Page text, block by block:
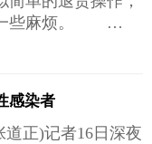
一些麻烦。
感染者
正)记者16日深夜